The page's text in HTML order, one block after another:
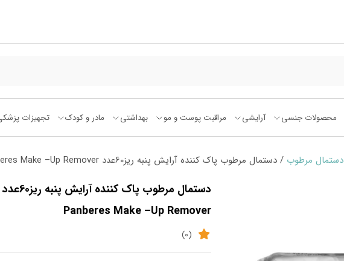
محصولات جنسی آرایشی مراقبت پوست و مو بهداشتی مادر و کودک تجهیزات
دستمال مرطوب / دستمال مرطوب پاک کننده آرایش پنبه ریز60عدد Panberes Make –Up Remover
دستمال مرطوب پاک کننده آرایش پنبه ریز60عدد
Panberes Make –Up Remover
(0)